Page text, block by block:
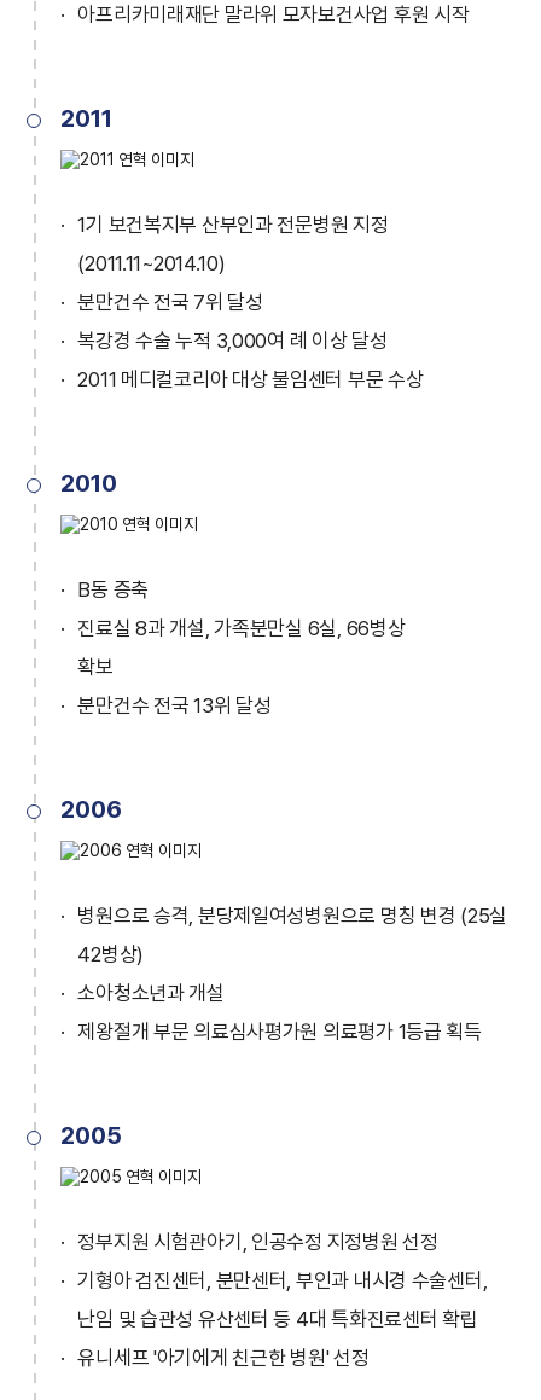
아프리카미래재단 말라위 모자보건사업 후원 시작
2011
1기 보건복지부 산부인과 전문병원 지정
(2011.11~2014.10)
분만건수 전국 7위 달성
복강경 수술 누적 3,000여 례 이상 달성
2011 메디컬코리아 대상 불임센터 부문 수상
2010
B동 증축
진료실 8과 개설, 가족분만실 6실, 66병상
확보
분만건수 전국 13위 달성
2006
병원으로 승격, 분당제일여성병원으로 명칭 변경 (25실
42병상)
소아청소년과 개설
제왕절개 부문 의료심사평가원 의료평가 1등급 획득
2005
정부지원 시험관아기, 인공수정 지정병원 선정
기형아 검진센터, 분만센터, 부인과 내시경 수술센터,
난임 및 습관성 유산센터 등 4대 특화진료센터 확립
유니세프 '아기에게 친근한 병원' 선정